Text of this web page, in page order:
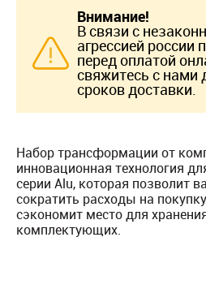
Внимание!
В связи с
агрессией россии
перед оплатой
свяжитесь с нами
сроков доставки.
Набор трансформации от
инновационная технология
серии Alu, которая позволит
сократить расходы на
сэкономит место для
комплектующих.